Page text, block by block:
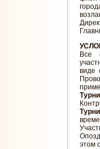
Все
виде
этом